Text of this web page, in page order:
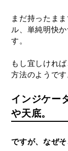
まだ持ったま
ル、単純明快
す。
もし宜しけれ
方法のようです
インジケー
や天底。
ですが、なぜ